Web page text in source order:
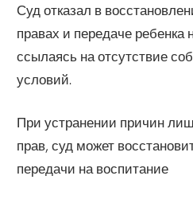
Суд отказал в
правах и передаче ребенка
ссылаясь на отсутствие
условий.
При устранении причин
прав, суд может
передачи на воспитание